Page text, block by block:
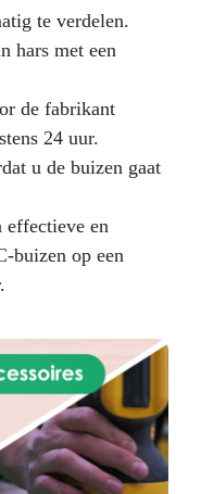
te verdelen.
hars met een
de fabrikant
24 uur.
u de buizen gaat
effectieve en
buizen op een